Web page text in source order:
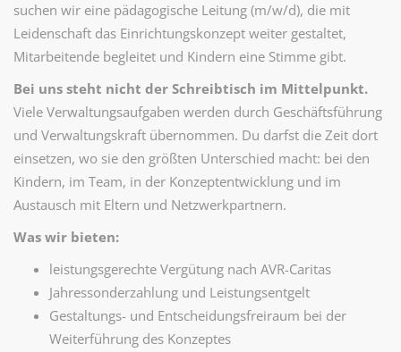
suchen wir eine pädagogische Leitung (m/w/d), die mit
Leidenschaft das Einrichtungskonzept weiter gestaltet,
Mitarbeitende begleitet und Kindern eine Stimme gibt.
Bei uns steht nicht der Schreibtisch im Mittelpunkt.
Viele Verwaltungsaufgaben werden durch Geschäftsführung
und Verwaltungskraft übernommen. Du darfst die Zeit dort
einsetzen, wo sie den größten Unterschied macht: bei den
Kindern, im Team, in der Konzeptentwicklung und im
Austausch mit Eltern und Netzwerkpartnern.
Was wir bieten:
leistungsgerechte Vergütung nach AVR-Caritas
Jahressonderzahlung und Leistungsentgelt
Gestaltungs- und Entscheidungsfreiraum bei der
Weiterführung des Konzeptes